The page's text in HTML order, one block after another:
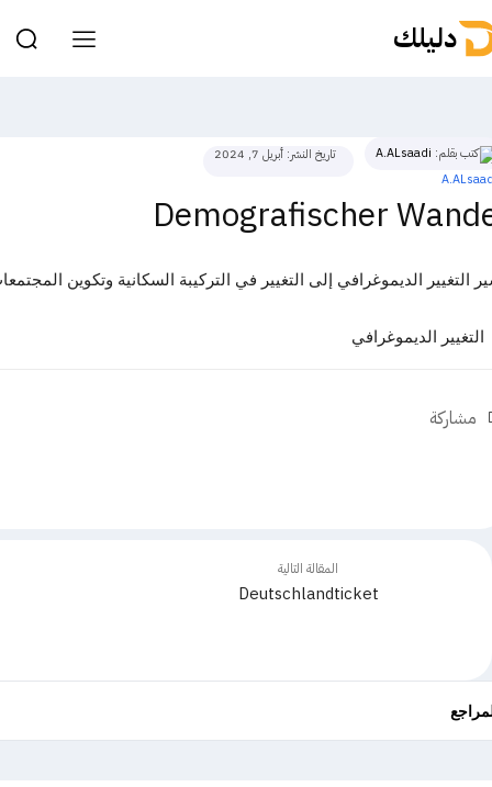
دليلك
كتب بقلم: A.ALsaadi تاريخ النشر:أبريل 7, 2024
Demografischer
التغيير الديموغرافي إلى التغيير في التركيبة السكانية وتكوين
التغيير الديموغرافي
مشاركة
المقالة التالية
Deutschlandticket